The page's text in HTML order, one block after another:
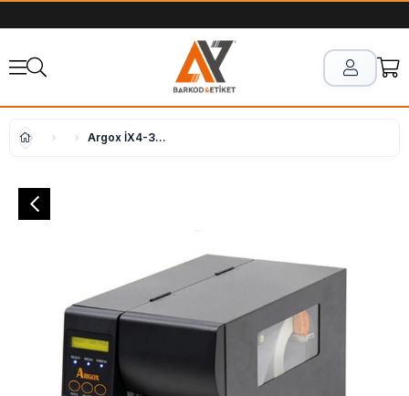
Argox İX4-350 PRO Barkod Yazıcı